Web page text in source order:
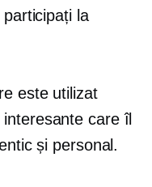
la
este utilizat
care îl
și personal.